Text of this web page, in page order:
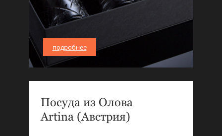
подробнее
Посуда из Олова
Artina (Австрия)